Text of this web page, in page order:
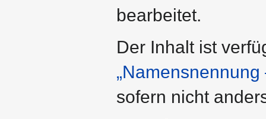
bearbeitet.
Der Inhalt ist
sofern nicht